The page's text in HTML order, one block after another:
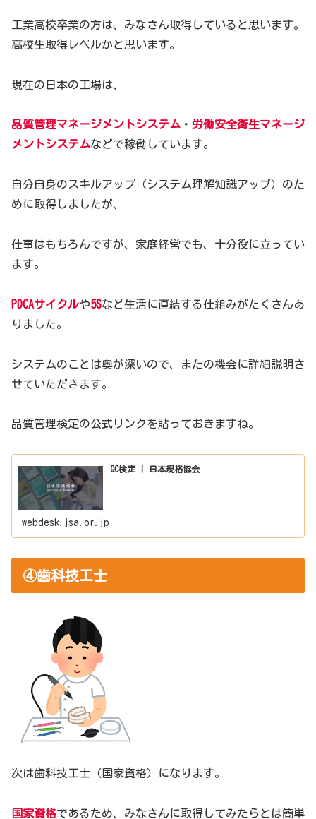
工業高校卒業の方は、みなさん取得していると思います。
高校生取得レベルかと思います。
現在の日本の工場は、
品質管理マネージメントシステム ・ 労働安全衛生マネージ
メントシステムなどで稼働しています。
自分自身のスキルアップ（システム理解知識アップ）のた
めに取得しましたが、
仕事はもちろんですが、家庭経営でも、十分役に立ってい
ます。
PDCAサイクルや5Sなど生活に直結する仕組みがたくさんあ
りました。
システムのことは奥が深いので、またの機会に詳細説明さ
せていただきます。
品質管理検定の公式リンクを貼っておきますね。
QC検定 | 日本規格協会
webdesk.jsa.or.jp
④歯科技工士
次は歯科技工士（国家資格）になります。
国家資格であるため、みなさんに取得してみたらとは簡単